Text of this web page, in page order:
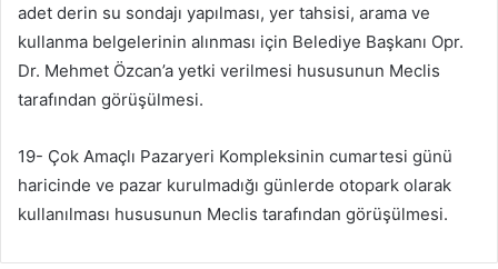
adet derin su sondajı yapılması, yer tahsisi, arama ve
kullanma belgelerinin alınması için Belediye Başkanı Opr.
Dr. Mehmet Özcan’a yetki verilmesi hususunun Meclis
tarafından görüşülmesi.
19- Çok Amaçlı Pazaryeri Kompleksinin cumartesi günü
haricinde ve pazar kurulmadığı günlerde otopark olarak
kullanılması hususunun Meclis tarafından görüşülmesi.